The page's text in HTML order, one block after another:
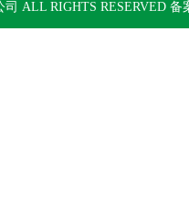
ALL RIGHTS RESERVED 备